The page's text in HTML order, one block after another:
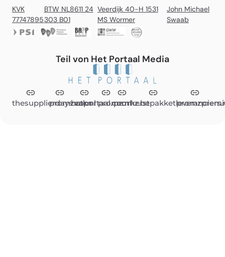
KVK
77747895
BTW NL8611 24
303 B01
Veerdijk 40-H 1531
MS Wormer
John Michael
Swaab
Teil von Het Portaal Media
thesupplierdays.com
promzvak.nl
hetportaal.com
promz.nl
promz.be